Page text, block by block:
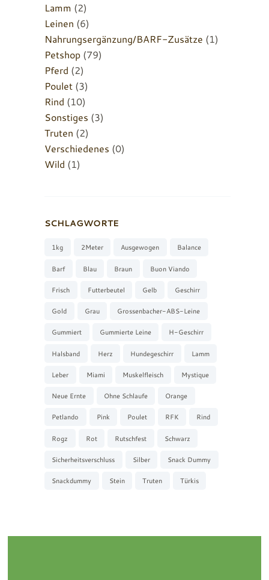
Lamm (2)
Leinen (6)
Nahrungsergänzung/BARF-Zusätze (1)
Petshop (79)
Pferd (2)
Poulet (3)
Rind (10)
Sonstiges (3)
Truten (2)
Verschiedenes (0)
Wild (1)
SCHLAGWORTE
1kg 2Meter Ausgewogen Balance
Barf Blau Braun Buon Viando
Frisch Futterbeutel Gelb Geschirr
Gold Grau Grossenbacher-ABS-Leine
Gummiert Gummierte Leine H-Geschirr
Halsband Herz Hundegeschirr Lamm
Leber Miami Muskelfleisch Mystique
Neue Ernte Ohne Schlaufe Orange
Petlando Pink Poulet RFK Rind
Rogz Rot Rutschfest Schwarz
Sicherheitsverschluss Silber Snack Dummy
Snackdummy Stein Truten Türkis